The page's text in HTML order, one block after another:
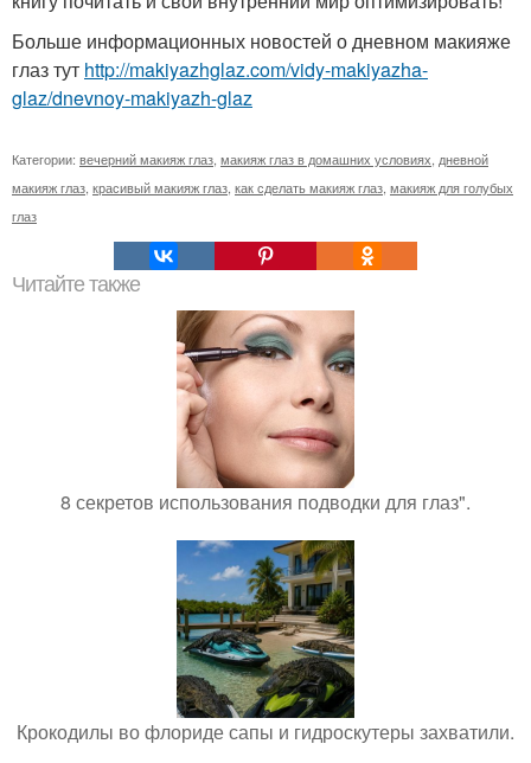
Больше информационных новостей о дневном макияже
глаз тут http://makiyazhglaz.com/vidy-makiyazha-
glaz/dnevnoy-makiyazh-glaz
Категории: вечерний макияж глаз макияж глаз в домашних условиях дневной
макияж глаз красивый макияж глаз как сделать макияж глаз макияж для голубых
глаз
Читайте также
8 секретов использования подводки для глаз".
Крокодилы во флориде сапы и гидроскутеры захватили.